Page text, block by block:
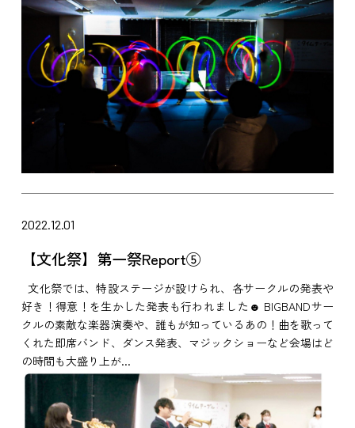
2022.12.01
【文化祭】第一祭Report⑤
文化祭では、特設ステージが設けられ、各サークルの発表や
好き！得意！を生かした発表も行われました☻ BIGBANDサー
クルの素敵な楽器演奏や、誰もが知っているあの！曲を歌って
くれた即席バンド、ダンス発表、マジックショーなど会場はど
の時間も大盛り上が...